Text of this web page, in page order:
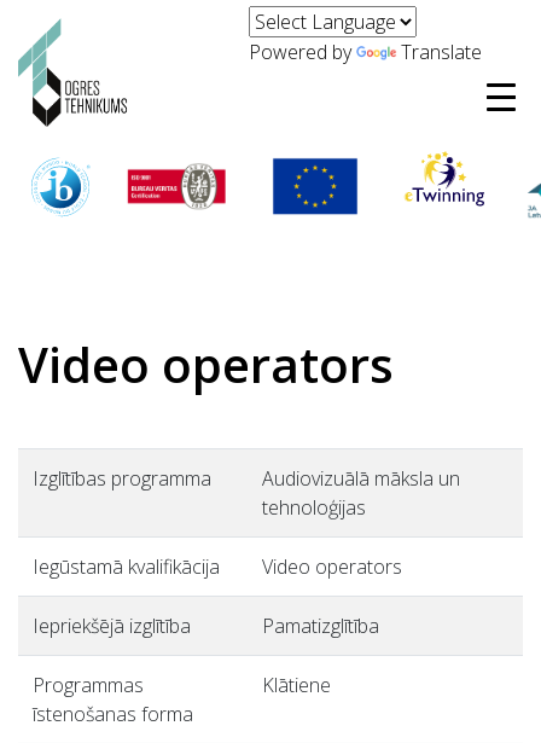
Powered by Translate
Video operators
Izglītības programma
Audiovizuālā māksla un
tehnoloģijas
Iegūstamā kvalifikācija Video operators
Iepriekšējā izglītība Pamatizglītība
Programmas
īstenošanas forma
Klātiene